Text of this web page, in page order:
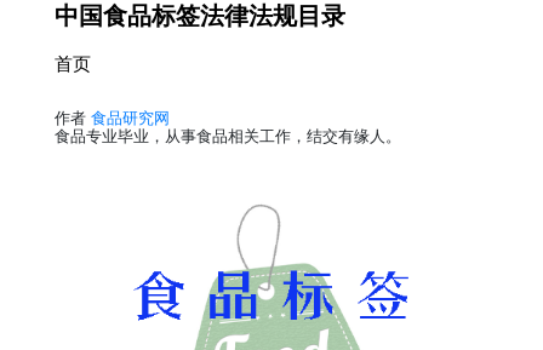
中国食品标签法律法规目录
首页
作者 食品研究网
食品专业毕业，从事食品相关工作，结交有缘人。